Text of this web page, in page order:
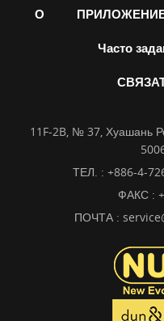
О
Часто
11F-2B, № 37, Хуашань
ТЕЛ. : +886-4-
ФАКС :
ПОЧТА :